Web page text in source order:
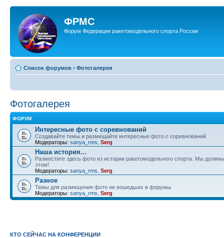
ФРМС
Форум Федерации ракетомодельного спорта России
Список форумов ‹ Фотогалерея
Фотогалерея
ФОРУМ
Интересные фото с соревнований
Создавайте темы и размещайте интересные фото с соревнований
Модераторы: sanya_rms Serg
Наша история...
Разместите здесь фото из истории ракетомодельного спорта. Мы
этом!
Модераторы: sanya_rms Serg
Разное
Темы для размещения фото не вошедших в форумы
Модераторы: sanya_rms Serg
КТО СЕЙЧАС НА КОНФЕРЕНЦИИ